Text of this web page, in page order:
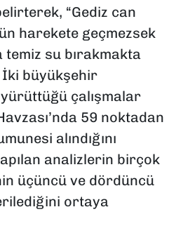
“Gediz can
harekete geçmezsek
temiz su bırakmakta
İki büyükşehir
çalışmalar
59 noktadan
alındığını
analizlerin birçok
üçüncü ve dördüncü
ortaya